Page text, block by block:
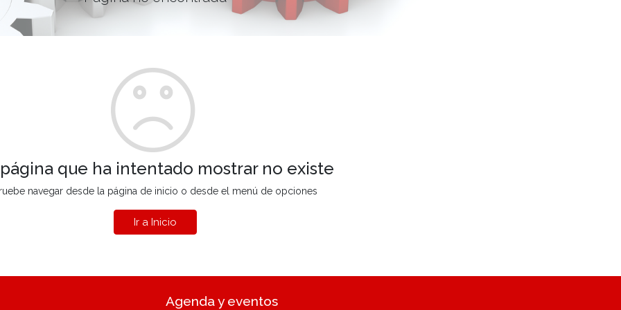
que ha intentado mostrar no existe
navegar desde la página de inicio o desde el menú de opciones
Ir a Inicio
Agenda y eventos